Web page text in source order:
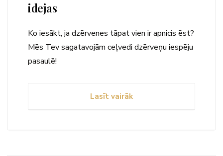
idejas
Ko iesākt, ja dzērvenes tāpat vien ir apnicis ēst?
Mēs Tev sagatavojām ceļvedi dzērveņu iespēju
pasaulē!
Lasīt vairāk